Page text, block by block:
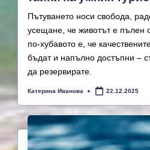
Пътуването носи свобода,
усещане, че животът е пълен
по-хубавото е, че
бъдат и напълно достъпни –
да резервирате.
Posted
Катерина Иванова 22.12.2025